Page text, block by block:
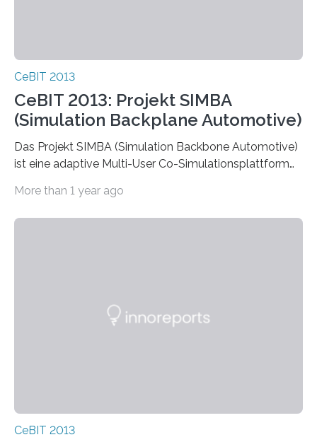
CeBIT 2013
CeBIT 2013: Projekt SIMBA
(Simulation Backplane Automotive)
Das Projekt SIMBA (Simulation Backbone Automotive)
ist eine adaptive Multi-User Co-Simulationsplattform
der…
More than 1 year ago
CeBIT 2013